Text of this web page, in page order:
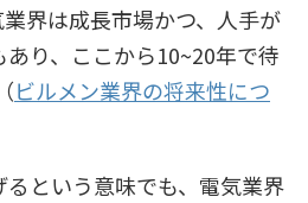
界は成長市場かつ、人手が
り、ここから10~20年で待
ビルメン業界の将来性につ
という意味でも、電気業界